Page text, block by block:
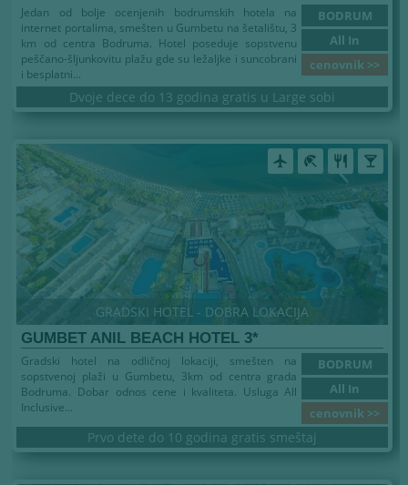
BODRUM
All In
cenovnik >>
Jedan od bolje ocenjenih bodrumskih hotela na
internet portalima, smešten u Gumbetu na šetalištu, 3
km od centra Bodruma. Hotel poseduje sopstvenu
peščano-šljunkovitu plažu gde su ležaljke i suncobrani
i besplatni...
Dvoje dece do 13 godina gratis u Large sobi
airplanemode_active beach_access restaurant local_bar
GRADSKI HOTEL - DOBRA LOKACIJA
GUMBET ANIL BEACH HOTEL 3*
BODRUM
All In
cenovnik >>
Gradski hotel na odličnoj lokaciji, smešten na
sopstvenoj plaži u Gumbetu, 3km od centra grada
Bodruma. Dobar odnos cene i kvaliteta. Usluga All
Inclusive...
Prvo dete do 10 godina gratis smeštaj